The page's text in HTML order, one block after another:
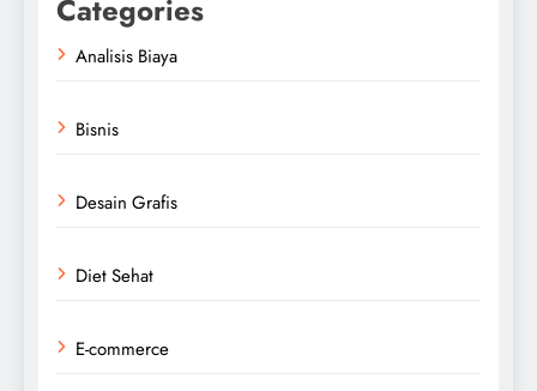
Categories
Analisis Biaya
Bisnis
Desain Grafis
Diet Sehat
E-commerce